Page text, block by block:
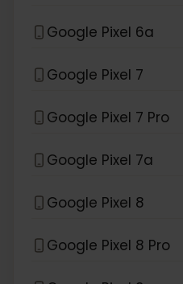
Google Pixel 6a
Google Pixel 7
Google Pixel 7 Pro
Google Pixel 7a
Google Pixel 8
Google Pixel 8 Pro